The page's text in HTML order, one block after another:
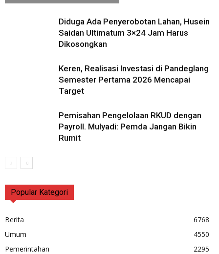
Diduga Ada Penyerobotan Lahan, Husein
Saidan Ultimatum 3×24 Jam Harus
Dikosongkan
Keren, Realisasi Investasi di Pandeglang
Semester Pertama 2026 Mencapai
Target
Pemisahan Pengelolaan RKUD dengan
Payroll. Mulyadi: Pemda Jangan Bikin
Rumit
Popular Kategori
Berita
6768
Umum
4550
Pemerintahan
2295